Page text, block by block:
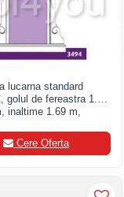
lucarna standard
golul de fereastra 1.00
inaltime 1.69 m,
Cere Oferta